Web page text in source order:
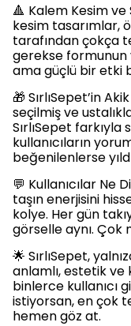
🔺 Kalem Kesim
kesim tasarımlar,
tarafından çokça
gerekse formunun
ama güçlü bir etki
🎁 SırlıSepet’in
seçilmiş ve
SırlıSepet
kullanıcıların
beğenilenlerse
💬 Kullanıcılar Ne
taşın enerjisini
kolye. Her gün
görselle aynı. Çok
🌟 SırlıSepet,
anlamlı, estetik ve
binlerce kullanıcı
istiyorsan, en çok
hemen göz at.